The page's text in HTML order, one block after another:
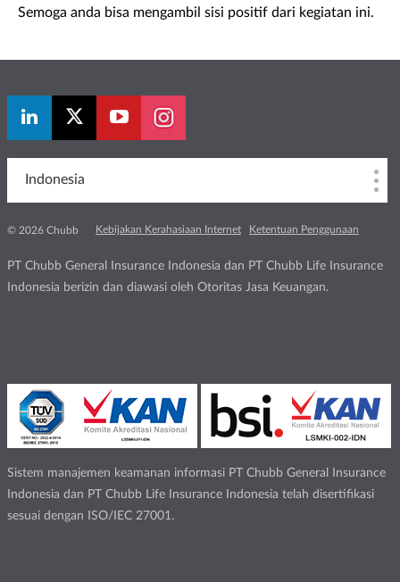
Semoga anda bisa mengambil sisi positif dari kegiatan ini.
Indonesia
© 2026 Chubb Kebijakan Kerahasiaan Internet Ketentuan Penggunaan
PT Chubb General Insurance Indonesia dan PT Chubb Life Insurance
Indonesia berizin dan diawasi oleh Otoritas Jasa Keuangan.
Sistem manajemen keamanan informasi PT Chubb General Insurance
Indonesia dan PT Chubb Life Insurance Indonesia telah disertifikasi
sesuai dengan ISO/IEC 27001.